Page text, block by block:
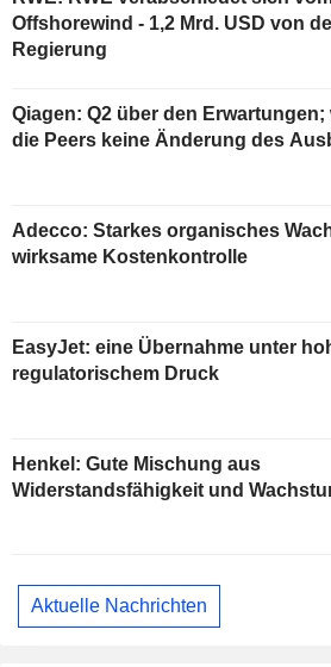
Offshorewind - 1,2 Mrd. USD von
Regierung
Qiagen: Q2 über den Erwartungen;
die Peers keine Änderung des
Adecco: Starkes organisches
wirksame Kostenkontrolle
EasyJet: eine Übernahme unter
regulatorischem Druck
Henkel: Gute Mischung aus
Widerstandsfähigkeit und
Aktuelle Nachrichten